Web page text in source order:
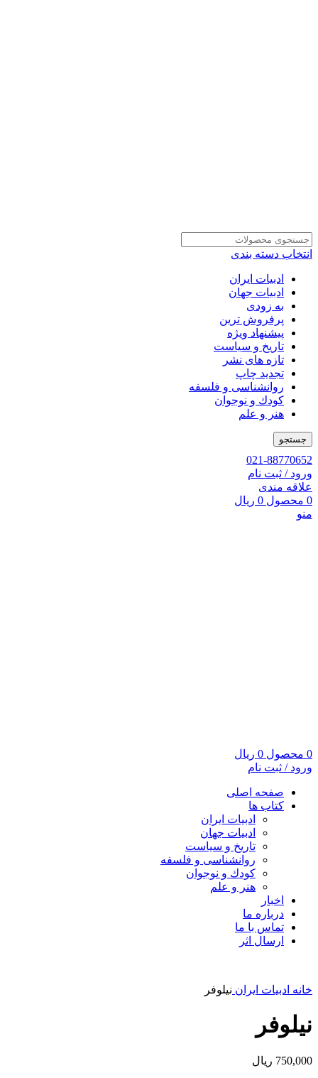
انتخاب دسته بندی
ادبیات ایران
ادبیات جهان
به زودی
پرفروش ترین
پیشنهاد ویژه
تاریخ و سیاست
تازه های نشر
تجدید چاپ
روانشناسی و فلسفه
کودك و نوجوان
هنر و علم
جستجو
021-88770652
ورود / ثبت نام
علاقه مندی
0 محصول 0 ریال
منو
0 محصول 0 ریال
ورود / ثبت نام
صفحه اصلی
کتاب ها
ادبیات ایران
ادبیات جهان
تاریخ و سیاست
روانشناسی و فلسفه
کودك و نوجوان
هنر و علم
اخبار
درباره ما
تماس با ما
ارسال اثر
خانه ادبیات ایران نیلوفر
نیلوفر
750,000 ریال